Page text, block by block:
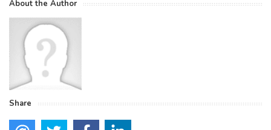
About the Author
Share